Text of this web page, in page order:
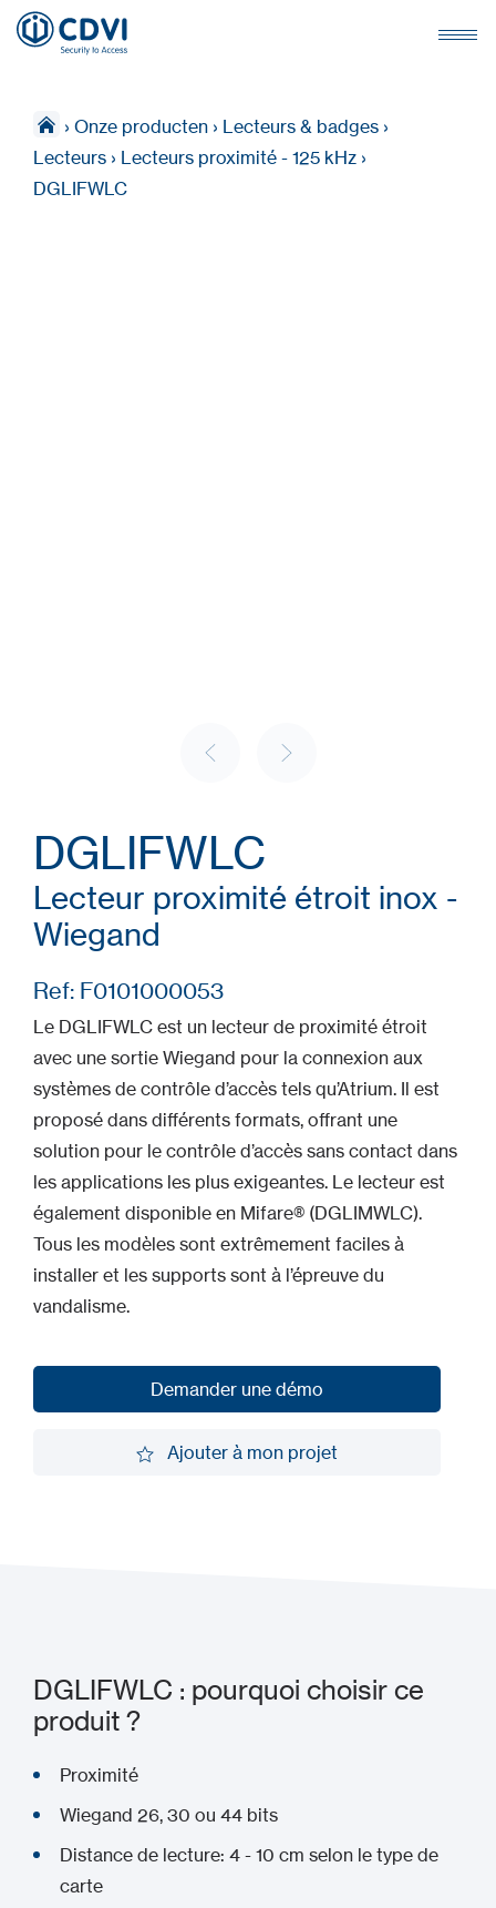
› Onze producten › Lecteurs & badges ›
Lecteurs › Lecteurs proximité - 125 kHz ›
DGLIFWLC
DGLIFWLC
Lecteur proximité étroit inox -
Wiegand
Ref: F0101000053
Le DGLIFWLC est un lecteur de proximité étroit
avec une sortie Wiegand pour la connexion aux
systèmes de contrôle d’accès tels qu’Atrium. Il est
proposé dans différents formats, offrant une
solution pour le contrôle d’accès sans contact dans
les applications les plus exigeantes. Le lecteur est
également disponible en Mifare® (DGLIMWLC).
Tous les modèles sont extrêmement faciles à
installer et les supports sont à l’épreuve du
vandalisme.
Demander une démo
Ajouter à mon projet
DGLIFWLC : pourquoi choisir ce
produit ?
Proximité
Wiegand 26, 30 ou 44 bits
Distance de lecture: 4 - 10 cm selon le type de
carte